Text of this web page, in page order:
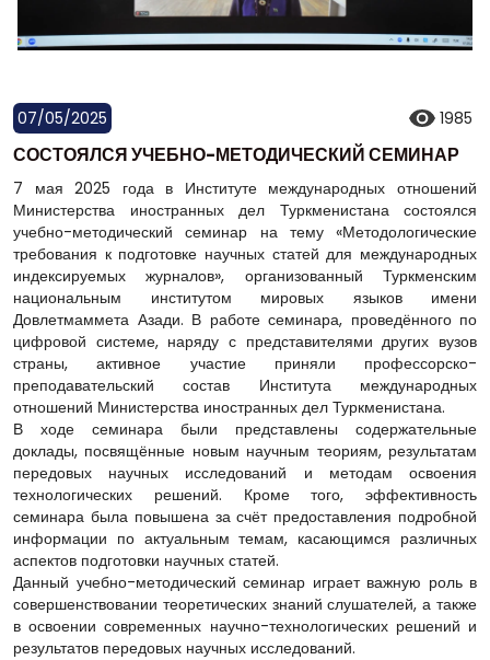
07/05/2025 1985
СОСТОЯЛСЯ УЧЕБНО-МЕТОДИЧЕСКИЙ СЕМИНАР
7 мая 2025 года в Институте международных отношений
Министерства иностранных дел Туркменистана состоялся
учебно-методический семинар на тему «Методологические
требования к подготовке научных статей для международных
индексируемых журналов», организованный Туркменским
национальным институтом мировых языков имени
Довлетмаммета Азади. В работе семинара, проведённого по
цифровой системе, наряду с представителями других вузов
страны, активное участие приняли профессорско-
преподавательский состав Института международных
отношений Министерства иностранных дел Туркменистана.
В ходе семинара были представлены содержательные
доклады, посвящённые новым научным теориям, результатам
передовых научных исследований и методам освоения
технологических решений. Кроме того, эффективность
семинара была повышена за счёт предоставления подробной
информации по актуальным темам, касающимся различных
аспектов подготовки научных статей.
Данный учебно-методический семинар играет важную роль в
совершенствовании теоретических знаний слушателей, а также
в освоении современных научно-технологических решений и
результатов передовых научных исследований.